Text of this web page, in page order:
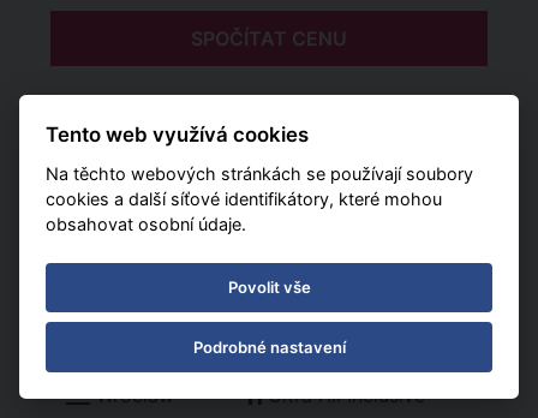
SPOČÍTAT CENU
Wrocław
Ultra All Inclusive
42 936 Kč
ZOBRAZIT TERMÍN
SPOČÍTAT CENU
Wrocław
Ultra All Inclusive
Tento web využívá cookies
Na těchto webových stránkách se používají soubory
cookies a další síťové identifikátory, které mohou
obsahovat osobní údaje.
Povolit vše
Podrobné nastavení